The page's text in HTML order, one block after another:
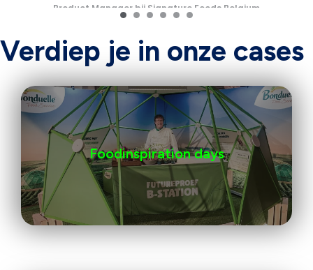
Verdiep je in onze cases
Foodinspiration days